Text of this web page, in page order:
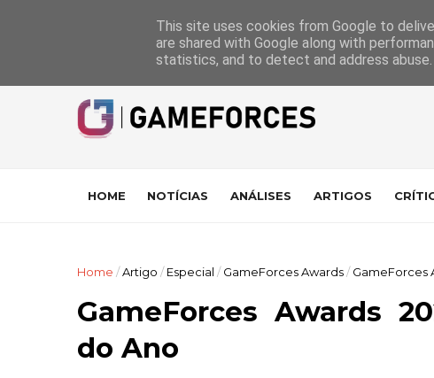
A equipa Pontuações das Análises Suporte da
HOME NOTÍCIAS ANÁLISES ARTIGOS
Home /Artigo / Especial / GameForces Awards/ GameForces
GameForces Awards
do Ano
This site uses cookies from Google to
are shared with Google along with
statistics, and to detect and address abuse.